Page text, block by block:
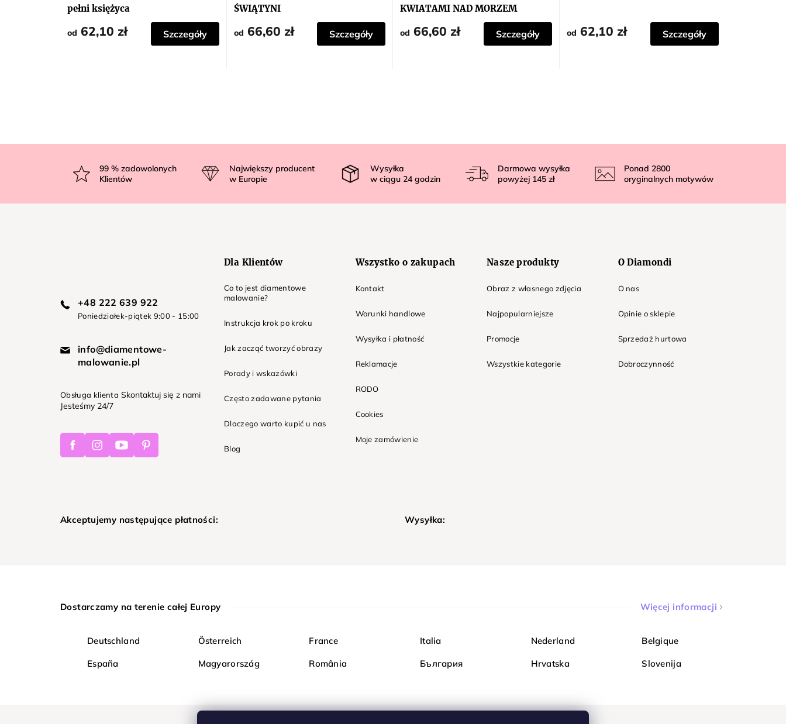
pełni księżyca
od 62,10 zł Szczegóły
ŚWIĄTYNI
od 66,60 zł Szczegóły
KWIATAMI NAD MORZEM
od 66,60 zł Szczegóły od 62,10 zł Szczegóły
p
99% zadowolonych
Klientów
Największy producent
w Europie
Wysyłka
w ciągu 24 godzin
Darmowa wysyłka
powyżej 145 zł
Ponad 2800
oryginalnych motywów
+48 222 639 922
Poniedziałek-piątek 9:00 - 15:00
info@diamentowe-
malowanie.pl
Obsługa klienta Skontaktuj się z nami
Jesteśmy 24/7
FacebookInstagramYoutubePinterest
Dla Klientów
Co to jest diamentowe
malowanie?
Instrukcja krok po kroku
Jak zacząć tworzyć obrazy
Porady i wskazówki
Często zadawane pytania
Dlaczego warto kupić u nas
Blog
Wszystko o zakupach
Kontakt
Warunki handlowe
Wysyłka i płatność
Reklamacje
RODO
Cookies
Moje zamówienie
Nasze produkty
Obraz z własnego zdjęcia
Najpopularniejsze
Promocje
Wszystkie kategorie
O Diamondi
O nas
Opinie o sklepie
Sprzedaż hurtowa
Dobroczynność
Akceptujemy następujące płatności: Wysyłka:
Dostarczamy na terenie całej Europy Więcej informacji
Deutschland Österreich France Italia Nederland Belgique
España Magyarország România България Hrvatska Slovenija